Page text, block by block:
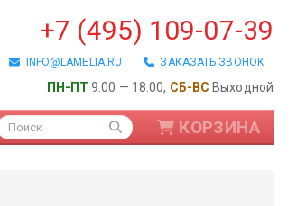
+7 (495) 109-07-39
INFO@LAMELIA.RU ЗАКАЗАТЬ ЗВОНОК
ПН-ПТ 9:00 — 18:00, СБ-ВС Выходной
Поиск КОРЗИНА